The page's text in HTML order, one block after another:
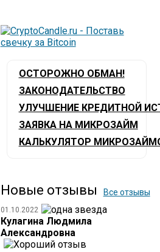
ОСТОРОЖНО ОБМАН!
ЗАКОНОДАТЕЛЬСТВО
УЛУЧШЕНИЕ КРЕДИТНОЙ
ЗАЯВКА НА МИКРОЗАЙМ
КАЛЬКУЛЯТОР
Новые отзывы Все отзывы
01.10.2022
Кулагина Людмила
Александровна